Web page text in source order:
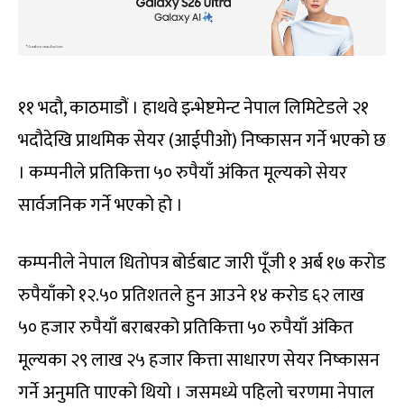
११ भदौ, काठमाडौं । हाथवे इन्भेष्टमेन्ट नेपाल लिमिटेडले २१
भदौदेखि प्राथमिक सेयर (आईपीओ) निष्कासन गर्ने भएको छ
। कम्पनीले प्रतिकित्ता ५० रुपैयाँ अंकित मूल्यको सेयर
सार्वजनिक गर्ने भएको हो ।
कम्पनीले नेपाल धितोपत्र बोर्डबाट जारी पूँजी १ अर्ब १७ करोड
रुपैयाँको १२.५० प्रतिशतले हुन आउने १४ करोड ६२ लाख
५० हजार रुपैयाँ बराबरको प्रतिकित्ता ५० रुपैयाँ अंकित
मूल्यका २९ लाख २५ हजार कित्ता साधारण सेयर निष्कासन
गर्ने अनुमति पाएको थियो । जसमध्ये पहिलो चरणमा नेपाल